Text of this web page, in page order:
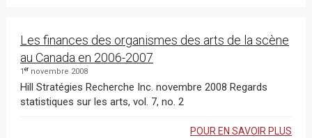
Les finances des organismes des arts de la scène
au Canada en 2006-2007
1 ernovembre 2008
Hill Stratégies Recherche Inc. novembre 2008 Regards
statistiques sur les arts, vol. 7, no. 2
POUR EN SAVOIR PLUS